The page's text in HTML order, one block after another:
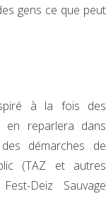
gens ce que peut
à la fois des
en reparlera dans
démarches de
(TAZ et autres
Deiz Sauvage